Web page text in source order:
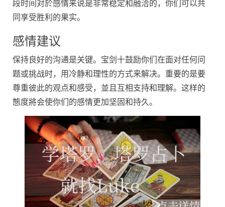
段时间对於感情来说是非常稳定和融洽的，你们可以共
同享受胜利的果实。
感情建议
保持良好的沟通是关键。宝剑十鼓励你们在面对任何问
题或挑战时，用冷静和理性的方式来解决。重要的是要
尊重彼此的观点和感受，並且互相支持和理解。这样的
態度將会使你们的感情更加坚固和持久。